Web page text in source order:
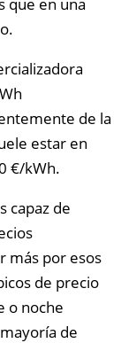
de la
estar en
€/kWh.
capaz de
más por esos
de precio
o noche
de